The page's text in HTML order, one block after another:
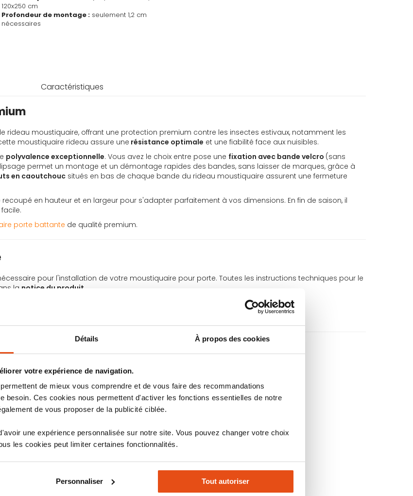
Détails À propos des cookies
votre expérience de navigation.
de mieux vous comprendre et de vous faire des recommandations
besoin. Ces cookies nous permettent d'activer les fonctions essentielles de notre
de vous proposer de la publicité ciblée.
une expérience personnalisée sur notre site. Vous pouvez changer votre choix
les cookies peut limiter certaines fonctionnalités.
Personnaliser Tout autoriser
120x250 cm
Profondeur de montage : seulement 1,2 cm
nécessaires
Caractéristiques
rideau moustiquaire, offrant une protection premium contre les insectes estivaux, notamment les
moustiquaire rideau assure une résistance optimale et une fiabilité face aux nuisibles.
polyvalence exceptionnelle. Vous avez le choix entre pose une fixation avec bande velcro (sans
permet un montage et un démontage rapides des bandes, sans laisser de marques, grâce à
en caoutchouc situés en bas de chaque bande du rideau moustiquaire assurent une fermeture
en hauteur et en largeur pour s'adapter parfaitement à vos dimensions. En fin de saison, il
porte battante de qualité premium.
pour l'installation de votre moustiquaire pour porte. Toutes les instructions techniques pour le
la notice du produit
un mètre ruban, une scie à métaux, des ciseaux et un cutter.
aisément retirer les bandes de la moustiquaire de porte.
pour porte
un velcro